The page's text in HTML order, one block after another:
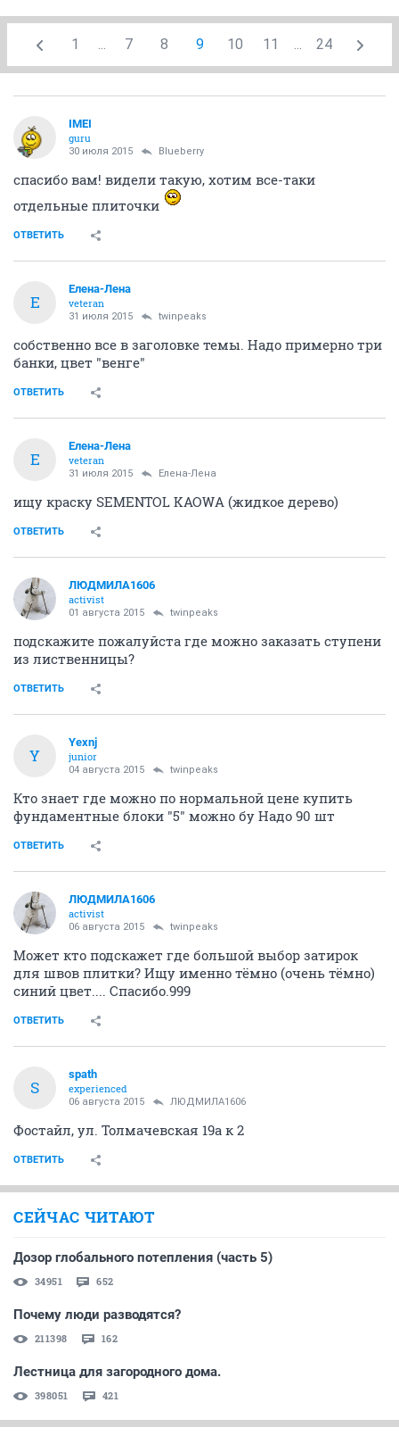
1 ... 7 8 9 10 11 ... 24
IMEI
guru
30 июля 2015 Blueberry
спасибо вам! видели такую, хотим все-таки
отдельные плиточки
ОТВЕТИТЬ
Е
Елена-Лена
veteran
31 июля 2015 twinpeaks
собственно все в заголовке темы. Надо примерно три
банки, цвет "венге"
ОТВЕТИТЬ
Е
Елена-Лена
veteran
31 июля 2015 Елена-Лена
ищу краску SEMENTOL KAOWA (жидкое дерево)
ОТВЕТИТЬ
ЛЮДМИЛА1606
activist
01 августа 2015 twinpeaks
подскажите пожалуйста где можно заказать ступени
из лиственницы?
ОТВЕТИТЬ
Y
Yexnj
junior
04 августа 2015 twinpeaks
Кто знает где можно по нормальной цене купить
фундаментные блоки "5" можно бу Надо 90 шт
ОТВЕТИТЬ
ЛЮДМИЛА1606
activist
06 августа 2015 twinpeaks
Может кто подскажет где большой выбор затирок
для швов плитки? Ищу именно тёмно (очень тёмно)
синий цвет.... Спасибо.999
ОТВЕТИТЬ
S
spath
experienced
06 августа 2015 ЛЮДМИЛА1606
Фостайл, ул. Толмачевская 19а к 2
ОТВЕТИТЬ
СЕЙЧАС ЧИТАЮТ
Дозор глобального потепления (часть 5)
34951 652
Почему люди разводятся?
211398 162
Лестница для загородного дома.
398051 421